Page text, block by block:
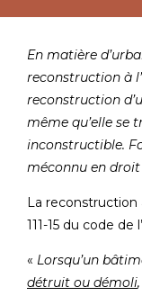
En matière
reconstruction à
reconstruction
même qu’elle se
inconstructible.
méconnu en droit
La reconstruction
111-15 du code de
« Lorsqu’un
détruit ou démoli